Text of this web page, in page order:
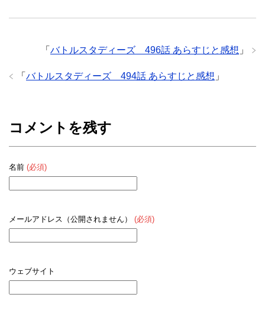
「 バトルスタディーズ 496話 あらすじと感想 」
「 バトルスタディーズ 494話 あらすじと感想 」
コメントを残す
名前 (必須)
メールアドレス（公開されません） (必須)
ウェブサイト